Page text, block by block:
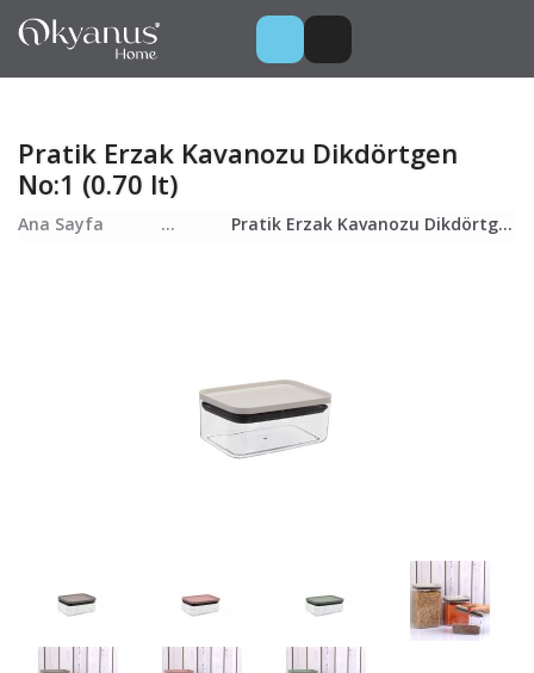
Pratik Erzak Kavanozu Dikdörtgen
No:1 (0.70 lt)
Ana Sayfa ... Pratik Erzak Kavanozu Dikdörtgen No:1 (0.70 lt)